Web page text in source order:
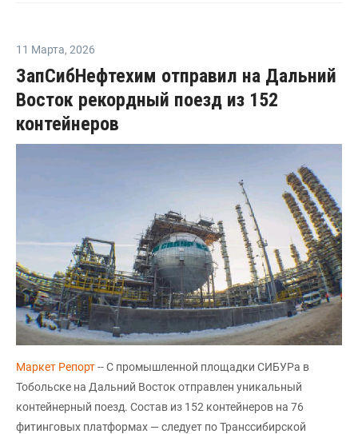
11 Марта, 2026
ЗапСибНефтехим отправил на Дальний
Восток рекордный поезд из 152
контейнеров
Маркет Репорт-- С промышленной площадки СИБУРа в
Тобольске на Дальний Восток отправлен уникальный
контейнерный поезд. Состав из 152 контейнеров на 76
фитинговых платформах — следует по Транссибирской